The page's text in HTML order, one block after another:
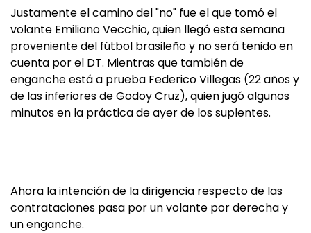
Justamente el camino del "no" fue el que tomó el
volante Emiliano Vecchio, quien llegó esta semana
proveniente del fútbol brasileño y no será tenido en
cuenta por el DT. Mientras que también de
enganche está a prueba Federico Villegas (22 años y
de las inferiores de Godoy Cruz), quien jugó algunos
minutos en la práctica de ayer de los suplentes.
Ahora la intención de la dirigencia respecto de las
contrataciones pasa por un volante por derecha y
un enganche.